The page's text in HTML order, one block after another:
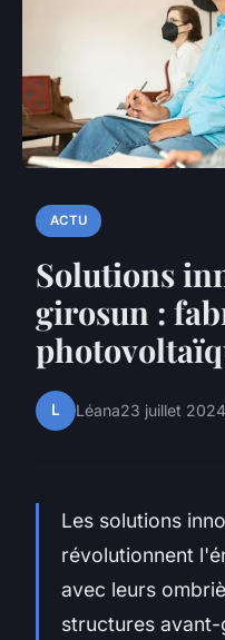
ACTU
Solutions
girosun :
L Léana23 juillet 2024
Les solutions
révolutionnent
avec leurs
structures